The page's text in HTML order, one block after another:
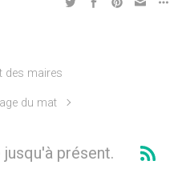
des maires
du mat
présent.